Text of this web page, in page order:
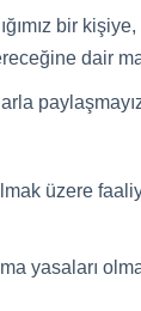
bir
dair
üzere
yasaları